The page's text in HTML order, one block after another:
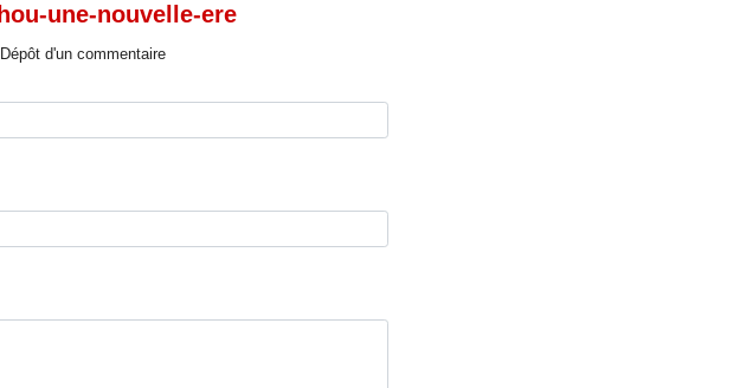
une-nouvelle-ere
Dépôt d'un commentaire